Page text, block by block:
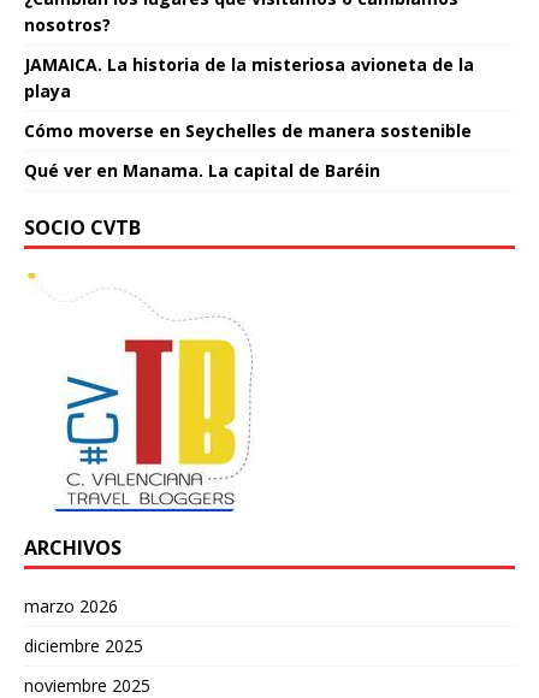
nosotros?
JAMAICA. La historia de la misteriosa avioneta de la
playa
Cómo moverse en Seychelles de manera sostenible
Qué ver en Manama. La capital de Baréin
SOCIO CVTB
ARCHIVOS
marzo 2026
diciembre 2025
noviembre 2025